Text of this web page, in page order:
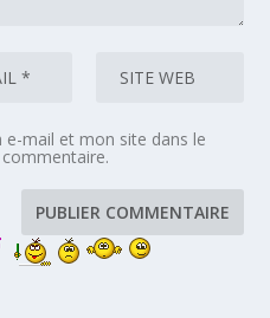
mail et mon site dans le